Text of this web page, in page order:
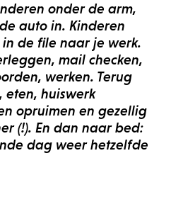
onder de arm,
auto in. Kinderen
de file naar je werk.
mail checken,
werken. Terug
eten, huiswerk
opruimen en gezellig
(!). En dan naar bed:
dag weer hetzelfde